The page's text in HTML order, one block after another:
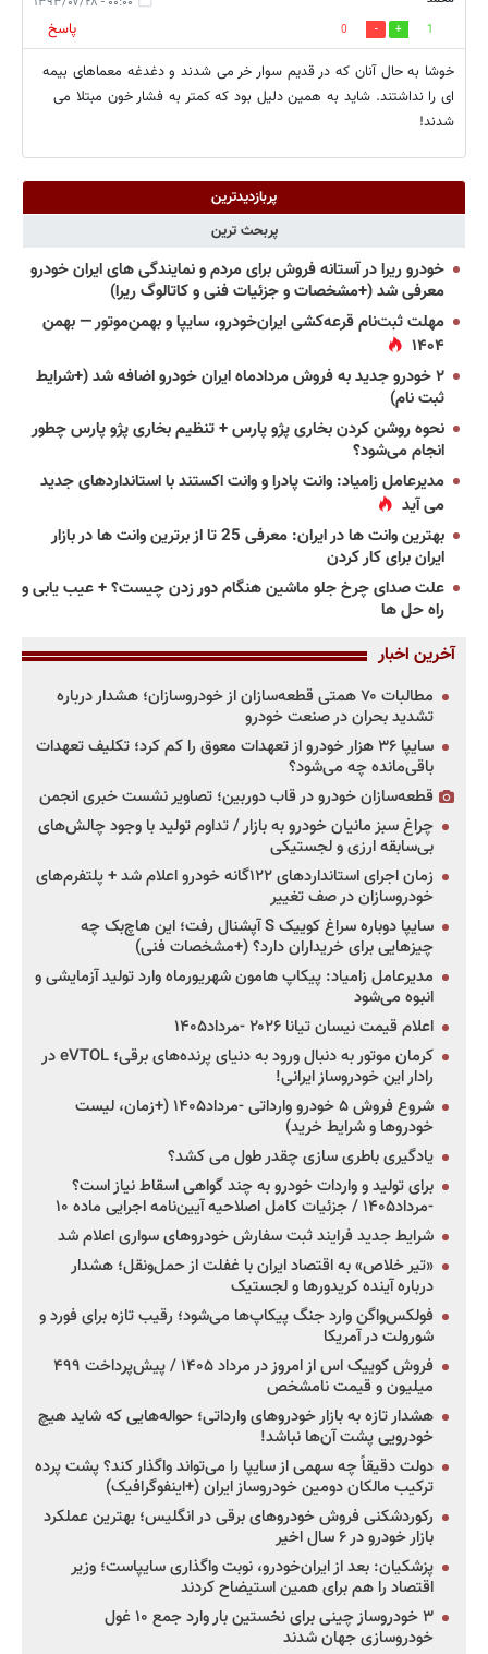
1
0
پاسخ
خوشا به حال آنان که در قدیم سوار خر می شدند و دغدغه معماهای بیمه
ای را نداشتند. شاید به همین دلیل بود که کمتر به فشار خون مبتلا می
شدند!
پربازدیدترین
پربحث ترین
خودرو ریرا در آستانه فروش برای مردم و نمایندگی های ایران خودرو
معرفی شد (+مشخصات و جزئیات فنی و کاتالوگ ریرا)
مهلت ثبت‌نام قرعه‌کشی ایران‌خودرو، سایپا و بهمن‌موتور — بهمن
۱۴۰۴
۲ خودرو جدید به فروش مردادماه ایران خودرو اضافه شد (+شرایط
ثبت نام)
نحوه روشن کردن بخاری پژو پارس + تنظیم بخاری پژو پارس چطور
انجام می‌شود؟
مدیرعامل زامیاد: وانت پادرا و وانت اکستند با استانداردهای جدید
می آید
بهترین وانت ها در ایران: معرفی 25 تا از برترین وانت ها در بازار
ایران برای کار کردن
علت صدای چرخ جلو ماشین هنگام دور زدن چیست؟ + عیب یابی و
راه حل ها
آخرین اخبار
مطالبات ۷۰ همتی قطعه‌سازان از خودروسازان؛ هشدار درباره
تشدید بحران در صنعت خودرو
سایپا ۳۶ هزار خودرو از تعهدات معوق را کم کرد؛ تکلیف تعهدات
باقی‌مانده چه می‌شود؟
قطعه‌سازان خودرو در قاب دوربین؛ تصاویر نشست خبری انجمن
چراغ سبز مانیان خودرو به بازار / تداوم تولید با وجود چالش‌های
بی‌سابقه ارزی و لجستیکی
زمان اجرای استانداردهای ۱۲۲گانه خودرو اعلام شد + پلتفرم‌های
خودروسازان در صف تغییر
سایپا دوباره سراغ کوییک S آپشنال رفت؛ این هاچ‌بک چه
چیزهایی برای خریداران دارد؟ (+مشخصات فنی)
مدیرعامل زامیاد: پیکاپ هامون شهریورماه وارد تولید آزمایشی و
انبوه می‌شود
اعلام قیمت نیسان تیانا ۲۰۲۶ -مرداد۱۴۰۵
کرمان موتور به دنبال ورود به دنیای پرنده‌های برقی؛ eVTOL در
رادار این خودروساز ایرانی!
شروع فروش ۵ خودرو وارداتی -مرداد۱۴۰۵ (+زمان، لیست
خودروها و شرایط خرید)
یادگیری باطری سازی چقدر طول می کشد؟
برای تولید و واردات خودرو به چند گواهی اسقاط نیاز است؟
-مرداد۱۴۰۵ / جزئیات کامل اصلاحیه آیین‌نامه اجرایی ماده ۱۰
شرایط جدید فرایند ثبت سفارش خودروهای سواری اعلام شد
«تیر خلاص» به اقتصاد ایران با غفلت از حمل‌ونقل؛ هشدار
درباره آینده کریدورها و لجستیک
فولکس‌واگن وارد جنگ پیکاپ‌ها می‌شود؛ رقیب تازه برای فورد و
شورولت در آمریکا
فروش کوییک اس از امروز در مرداد ۱۴۰۵ / پیش‌پرداخت ۴۹۹
میلیون و قیمت نامشخص
هشدار تازه به بازار خودروهای وارداتی؛ حواله‌هایی که شاید هیچ
خودرویی پشت آن‌ها نباشد!
دولت دقیقاً چه سهمی از سایپا را می‌تواند واگذار کند؟ پشت پرده
ترکیب مالکان دومین خودروساز ایران (+اینفوگرافیک)
رکوردشکنی فروش خودروهای برقی در انگلیس؛ بهترین عملکرد
بازار خودرو در ۶ سال اخیر
پزشکیان: بعد از ایران‌خودرو، نوبت واگذاری سایپاست؛ وزیر
اقتصاد را هم برای همین استیضاح کردند
۳ خودروساز چینی برای نخستین بار وارد جمع ۱۰ غول
خودروسازی جهان شدند